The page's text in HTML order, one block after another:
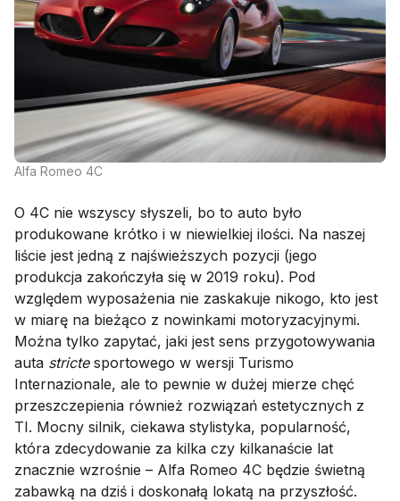
Alfa Romeo 4C
O 4C nie wszyscy słyszeli, bo to auto było
produkowane krótko i w niewielkiej ilości. Na naszej
liście jest jedną z najświeższych pozycji (jego
produkcja zakończyła się w 2019 roku). Pod
względem wyposażenia nie zaskakuje nikogo, kto jest
w miarę na bieżąco z nowinkami motoryzacyjnymi.
Można tylko zapytać, jaki jest sens przygotowywania
auta strictesportowego w wersji Turismo
Internazionale, ale to pewnie w dużej mierze chęć
przeszczepienia również rozwiązań estetycznych z
TI. Mocny silnik, ciekawa stylistyka, popularność,
która zdecydowanie za kilka czy kilkanaście lat
znacznie wzrośnie – Alfa Romeo 4C będzie świetną
zabawką na dziś i doskonałą lokatą na przyszłość.